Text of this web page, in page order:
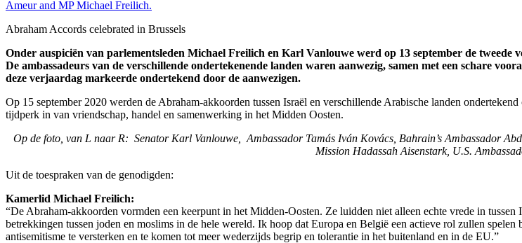
Abraham Accords celebrated in Brussels
Onder auspiciën van parlementsleden Michael Freilich en Karl Vanlouwe werd op 13 september de
De ambassadeurs van de verschillende ondertekenende landen waren aanwezig, samen met een schare
deze verjaardag markeerde ondertekend door de aanwezigen.
Op 15 september 2020 werden de Abraham-akkoorden tussen Israël en verschillende Arabische landen
tijdperk in van vriendschap, handel en samenwerking in het Midden Oosten.
Op de foto, van L naar R: Senator Karl Vanlouwe, Ambassador Tamás Iván Kovács, Bahrain’s Ambassador
Mission Hadassah Aisenstark, U.S.
Uit de toespraken van de genodigden:
Kamerlid Michael Freilich:
“De Abraham-akkoorden vormden een keerpunt in het Midden-Oosten. Ze luidden niet alleen echte vrede in
betrekkingen tussen joden en moslims in de hele wereld. Ik hoop dat Europa en België een actieve rol zullen
antisemitisme te versterken en te komen tot meer wederzijds begrip en tolerantie in het buitenland en in de EU.”